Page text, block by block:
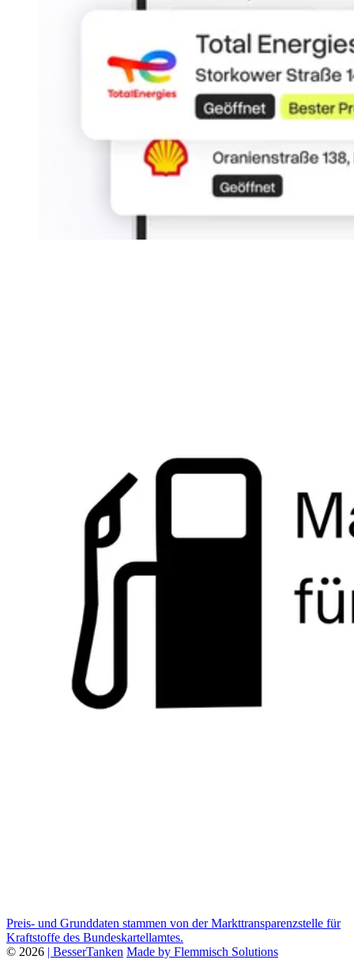
Preis- und Grunddaten stammen von der Markttransparenzstelle für
Kraftstoffe des Bundeskartellamtes.
© 2026 | BesserTanken Made by Flemmisch Solutions